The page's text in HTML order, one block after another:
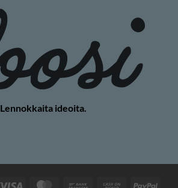
Lennokkaita ideoita.
Visa MasterCardPankkisiirtoKäteisellä